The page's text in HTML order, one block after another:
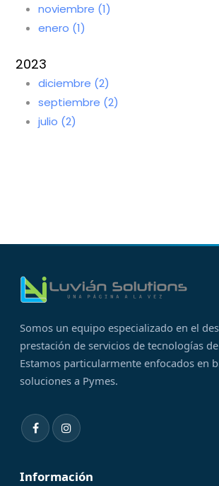
noviembre (1)
enero (1)
2023
diciembre (2)
septiembre (2)
julio (2)
Somos un equipo especializado en el
prestación de servicios de tecnologías
Estamos particularmente enfocados en
soluciones a Pymes.
Información